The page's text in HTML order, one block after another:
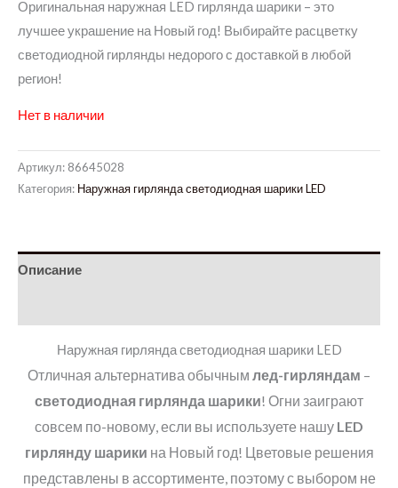
Оригинальная наружная LED гирлянда шарики – это
лучшее украшение на Новый год! Выбирайте расцветку
светодиодной гирлянды недорого с доставкой в любой
регион!
Нет в наличии
Артикул: 86645028
Категория: Наружная гирлянда светодиодная шарики LED
Описание
Наружная гирлянда светодиодная шарики LED
Отличная альтернатива обычным лед-гирляндам –
светодиодная гирлянда шарики! Огни заиграют
совсем по-новому, если вы используете нашу LED
гирлянду шарики на Новый год! Цветовые решения
представлены в ассортименте, поэтому с выбором не